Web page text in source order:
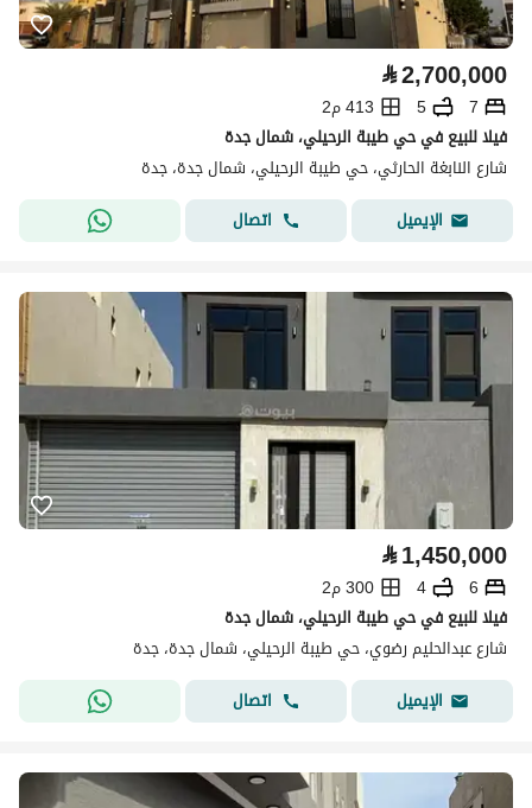
⃁2,700,000
7
5
413 م2
فيلا للبيع في حي طيبة الرحيلي، شمال جدة
شارع النابغة الحارثي، حي طيبة الرحيلي، شمال جدة، جدة
الإيميل
اتصال
⃁1,450,000
6
4
300 م2
فيلا للبيع في حي طيبة الرحيلي، شمال جدة
شارع عبدالحليم رضوي، حي طيبة الرحيلي، شمال جدة، جدة
الإيميل
اتصال